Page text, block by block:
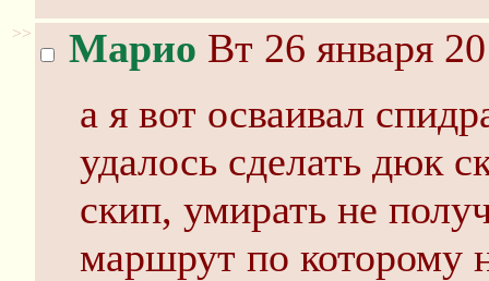
>> Марио Вт 26 января
а я вот осваивал
удалось сделать дюк
скип, умирать не
маршрут по которому